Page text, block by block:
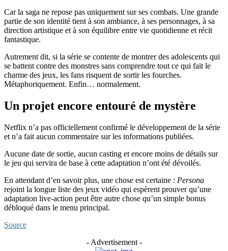
Car la saga ne repose pas uniquement sur ses combats. Une grande
partie de son identité tient à son ambiance, à ses personnages, à sa
direction artistique et à son équilibre entre vie quotidienne et récit
fantastique.
Autrement dit, si la série se contente de montrer des adolescents qui
se battent contre des monstres sans comprendre tout ce qui fait le
charme des jeux, les fans risquent de sortir les fourches.
Métaphoriquement. Enfin… normalement.
Un projet encore entouré de mystère
Netflix n’a pas officiellement confirmé le développement de la série
et n’a fait aucun commentaire sur les informations publiées.
Aucune date de sortie, aucun casting et encore moins de détails sur
le jeu qui servira de base à cette adaptation n’ont été dévoilés.
En attendant d’en savoir plus, une chose est certaine : Persona
rejoint la longue liste des jeux vidéo qui espèrent prouver qu’une
adaptation live-action peut être autre chose qu’un simple bonus
débloqué dans le menu principal.
Source
- Advertisement -